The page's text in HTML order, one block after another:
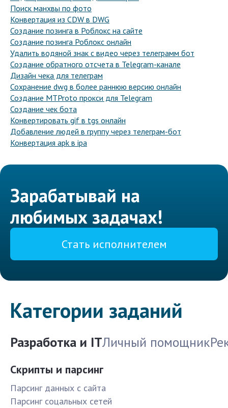
Поиск манхвы по фото
Конвертация из CDW в DWG
Создание позинга в Роблокс на сайте
Создание позинга Роблокс онлайн
Удалить водяной знак с видео через телеграмм бот
Создание обратного отсчета в Telegram-канале
Дизайн чека для телеграм
Сохранение dwg в более раннюю версию онлайн
Создание MTProto прокси для Telegram
Создание чек бота
Конвертировать gif в tgs онлайн
Добавление людей в группу через телеграм-бот
Конвертация apk в ipa
Зарабатывай на
любимых задачах!
Стать исполнителем
Категории заданий
Разработка и ITЛичный помощник
Скрипты и парсинг
Парсинг данных с сайта
Парсинг соцальных сетей